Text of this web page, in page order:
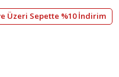
Üzeri Sepette %10 İndirim